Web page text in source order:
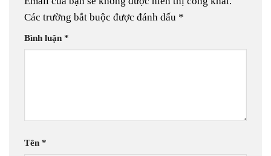
Các trường bắt buộc được đánh dấu *
Bình luận *
Tên *